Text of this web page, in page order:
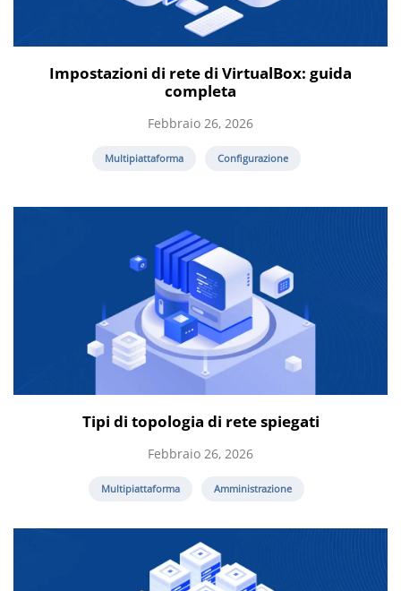
Impostazioni di rete di VirtualBox: guida
completa
Febbraio 26, 2026
Multipiattaforma Configurazione
Tipi di topologia di rete spiegati
Febbraio 26, 2026
Multipiattaforma Amministrazione